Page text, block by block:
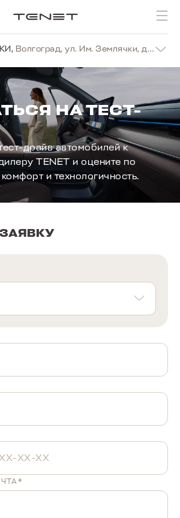
, Волгоград, ул. Им. Землячки, д. 19г
НА ТЕСТ-
драйв автомобилей к
TENET и оцените по
и технологичность.